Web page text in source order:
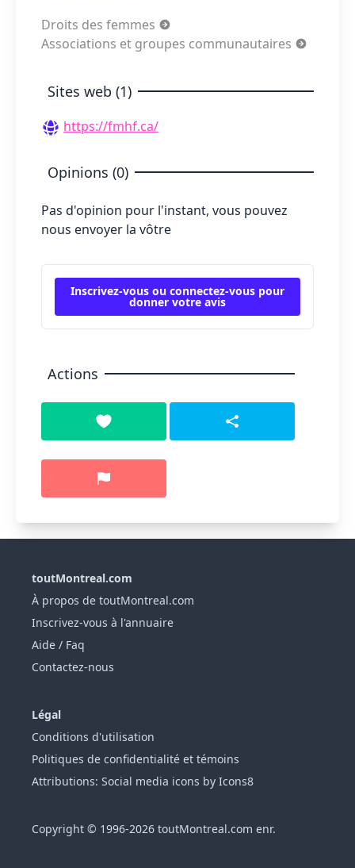
Droits des femmes
Associations et groupes communautaires
Sites web (1)
https://fmhf.ca/
Opinions (0)
Pas d'opinion pour l'instant, vous pouvez
nous envoyer la vôtre
Inscrivez-vous ou connectez-vous pour
donner votre avis
Actions
toutMontreal.com
À propos de toutMontreal.com
Inscrivez-vous à l'annuaire
Aide / Faq
Contactez-nous
Légal
Conditions d'utilisation
Politiques de confidentialité et témoins
Attributions: Social media icons by Icons8
Copyright © 1996-2026 toutMontreal.com enr.